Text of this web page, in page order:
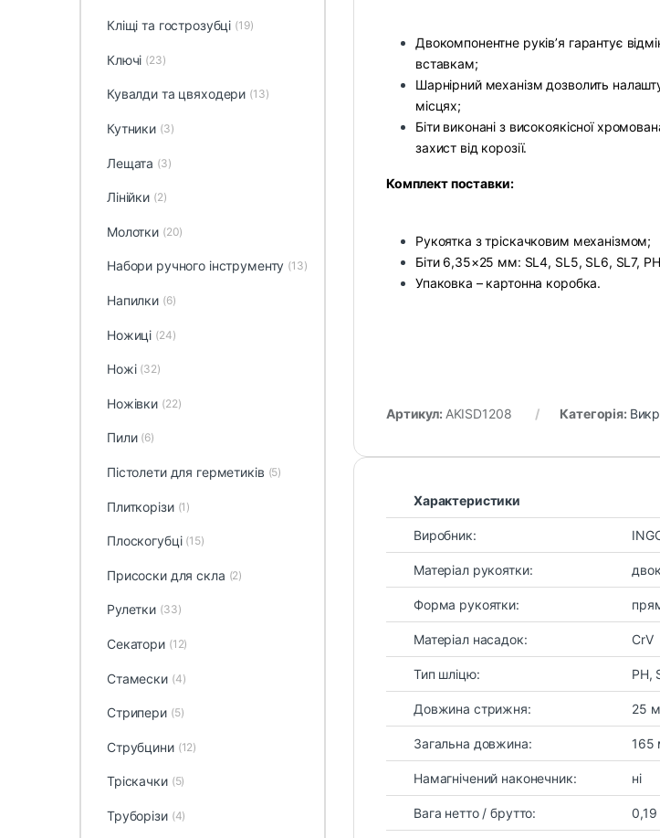
Двокомпонентне руків’я гарантує
вставкам;
Шарнірний механізм дозволить
місцях;
Біти виконані з високоякісної
захист від корозії.
Комплект поставки:
Рукоятка з тріскачковим механізмом;
Біти 6,35×25 мм: SL4, SL5, SL6, SL7,
Упаковка – картонна коробка.
Артикул: AKISD1208 Категорія:
Характеристики
Виробник:
Матеріал рукоятки:
Форма рукоятки:
Матеріал насадок: CrV
Тип шліцю: PH,
Довжина стрижня: 25
Загальна довжина: 165
Намагнічений наконечник: ні
Вага нетто / брутто: 0,19
Кліщі та гострозубці (19)
Ключі (23)
Кувалди та цвяходери (13)
Кутники (3)
Лещата (3)
Лінійки (2)
Молотки (20)
Набори ручного інструменту (13)
Напилки (6)
Ножиці (24)
Ножі (32)
Ножівки (22)
Пили (6)
Пістолети для герметиків (5)
Плиткорізи (1)
Плоскогубці (15)
Присоски для скла (2)
Рулетки (33)
Секатори (12)
Стамески (4)
Стрипери (5)
Струбцини (12)
Тріскачки (5)
Труборізи (4)